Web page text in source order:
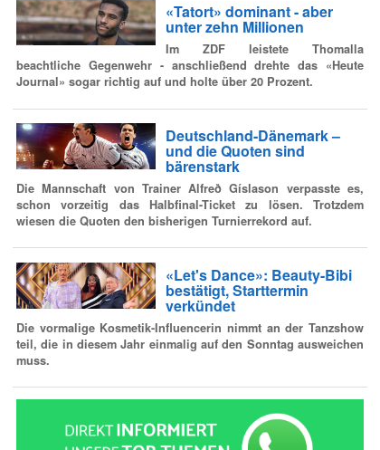
«Tatort» dominant - aber
unter zehn Millionen
Im ZDF leistete Thomalla
beachtliche Gegenwehr - anschließend drehte das «Heute
Journal» sogar richtig auf und holte über 20 Prozent.
Deutschland-Dänemark –
und die Quoten sind
bärenstark
Die Mannschaft von Trainer Alfreð Gíslason verpasste es,
schon vorzeitig das Halbfinal-Ticket zu lösen. Trotzdem
wiesen die Quoten den bisherigen Turnierrekord auf.
«Let's Dance»: Beauty-Bibi
bestätigt, Starttermin
verkündet
Die vormalige Kosmetik-Influencerin nimmt an der Tanzshow
teil, die in diesem Jahr einmalig auf den Sonntag ausweichen
muss.